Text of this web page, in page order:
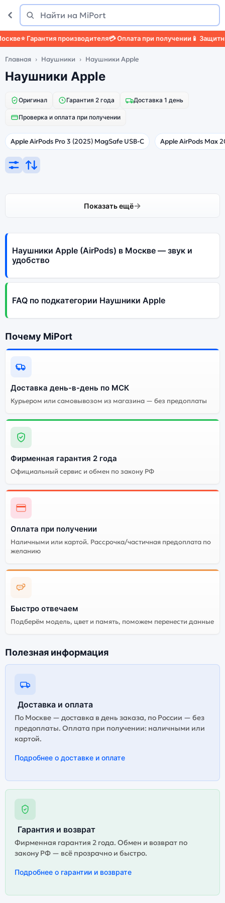
Поиск
Найти
⭐ Гарантия производителя💳 Оплата при получении📱
Главная Наушники Наушники Apple
Наушники Apple
Оригинал Гарантия 2 года Доставка 1 день
Проверка и оплата при получении
Apple AirPods Pro 3 (2025) MagSafe USB-C Apple AirPods Max
Показать ещё
Наушники Apple (AirPods) в Москве — звук и
удобство
FAQ по подкатегории Наушники Apple
Почему MiPort
Доставка день-в-день по МСК
Курьером или самовывозом из магазина — без предоплаты
Фирменная гарантия 2 года
Официальный сервис и обмен по закону РФ
Оплата при получении
Наличными или картой. Рассрочка/частичная предоплата по
желанию
Быстро отвечаем
Подберём модель, цвет и память, поможем перенести данные
Полезная информация
Доставка и оплата
По Москве — доставка в день заказа, по России — без
предоплаты. Оплата при получении: наличными или
картой.
Подробнее о доставке и оплате
Гарантия и возврат
Фирменная гарантия 2 года. Обмен и возврат по
закону РФ — всё прозрачно и быстро.
Подробнее о гарантии и возврате